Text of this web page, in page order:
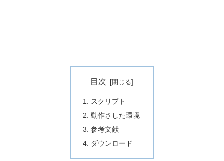
目次
スクリプト
動作さした環境
参考文献
ダウンロード